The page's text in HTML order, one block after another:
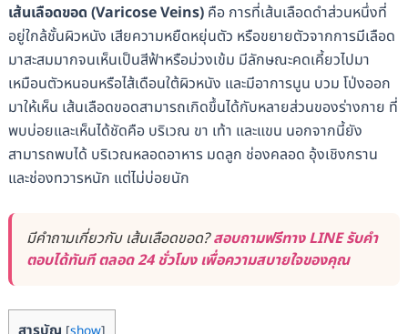
เส้นเลือดขอด (Varicose Veins)คือ การที่เส้นเลือดดำส่วนหนึ่งที่
อยู่ใกล้ชั้นผิวหนัง เสียความหยืดหยุ่นตัว หรือขยายตัวจากการมีเลือด
มาสะสมมากจนเห็นเป็นสีฟ้าหรือม่วงเข้ม มีลักษณะคดเคี้ยวไปมา
เหมือนตัวหนอนหรือไส้เดือนใต้ผิวหนัง และมีอาการนูน บวม โป่งออก
มาให้เห็น เส้นเลือดขอดสามารถเกิดขึ้นได้กับหลายส่วนของร่างกาย ที่
พบบ่อยและเห็นได้ชัดคือ บริเวณ ขา เท้า และแขน นอกจากนี้ยัง
สามารถพบได้ บริเวณหลอดอาหาร มดลูก ช่องคลอด อุ้งเชิงกราน
และช่องทวารหนัก แต่ไม่บ่อยนัก
มีคำถามเกี่ยวกับ เส้นเลือดขอด?สอบถามฟรีทาง LINE รับคำ
ตอบได้ทันที ตลอด 24 ชั่วโมง เพื่อความสบายใจของคุณ